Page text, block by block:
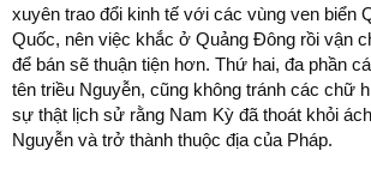
xuyên trao đổi kinh tế với các vùng ven biển
Quốc, nên việc khắc ở Quảng Đông rồi vận
để bán sẽ thuận tiện hơn. Thứ hai, đa phần
tên triều Nguyễn, cũng không tránh các chữ
sự thật lịch sử rằng Nam Kỳ đã thoát khỏi
Nguyễn và trở thành thuộc địa của Pháp.